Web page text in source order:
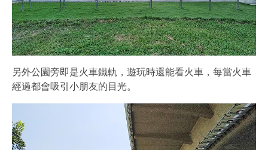
另外公園旁即是火車鐵軌，遊玩時還能看火車，每當火車
經過都會吸引小朋友的目光。